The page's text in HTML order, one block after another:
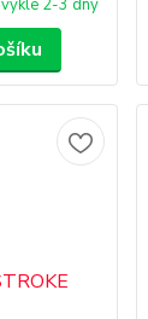
2-3 dny